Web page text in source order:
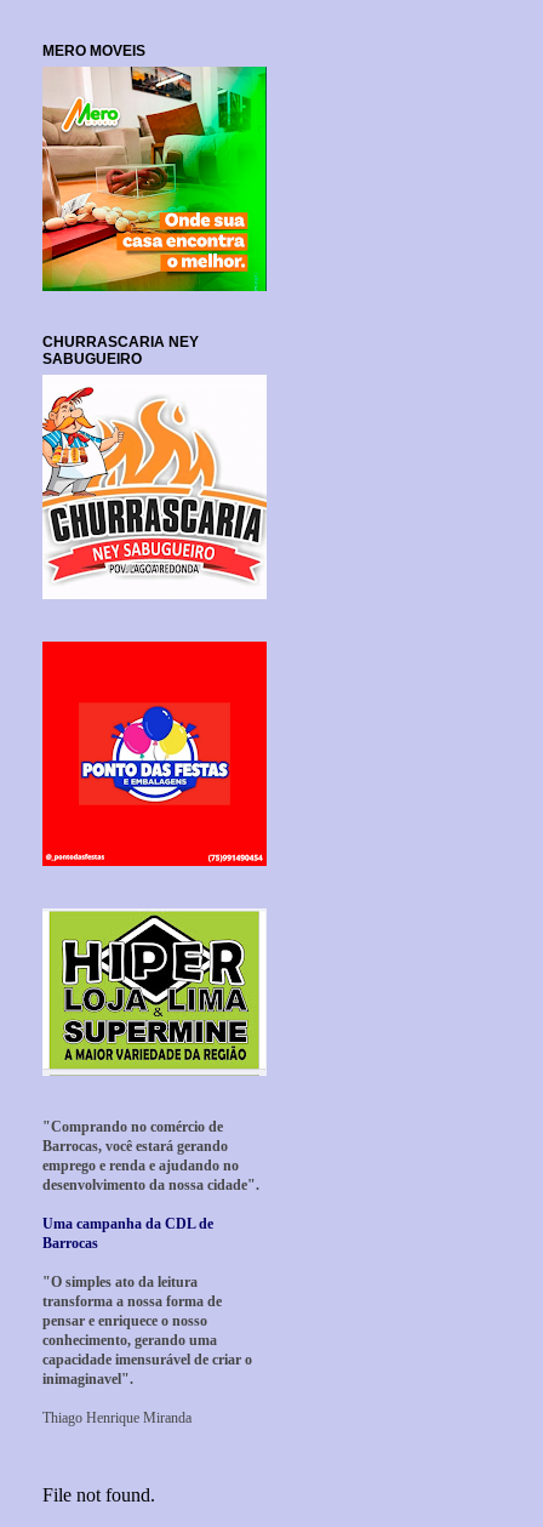
MERO MOVEIS
CHURRASCARIA NEY
SABUGUEIRO
"Comprando no comércio de
Barrocas, você estará gerando
emprego e renda e ajudando no
desenvolvimento da nossa cidade".
Uma campanha da CDL de
Barrocas
"O simples ato da leitura
transforma a nossa forma de
pensar e enriquece o nosso
conhecimento, gerando uma
capacidade imensurável de criar o
inimaginavel".
Thiago Henrique Miranda